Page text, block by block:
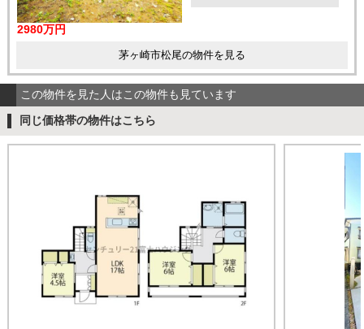
2980万円
茅ヶ崎市松尾の物件を見る
この物件を見た人はこの物件も見ています
同じ価格帯の物件はこちら